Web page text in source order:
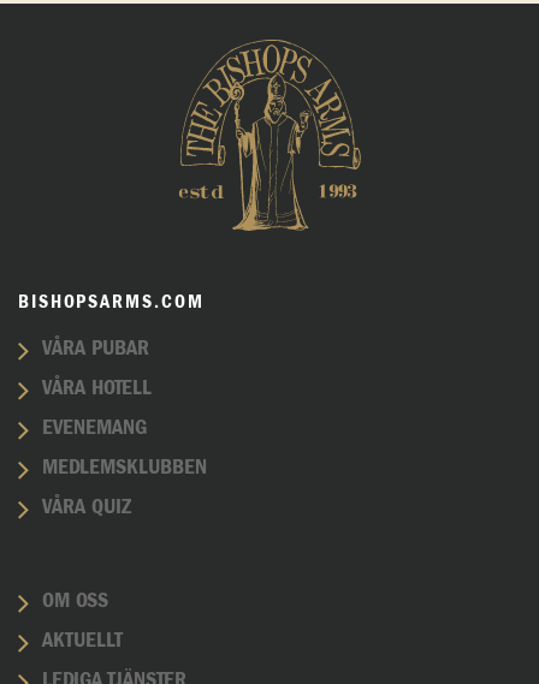
BISHOPSARMS.COM
VÅRA PUBAR
VÅRA HOTELL
EVENEMANG
MEDLEMSKLUBBEN
VÅRA QUIZ
OM OSS
AKTUELLT